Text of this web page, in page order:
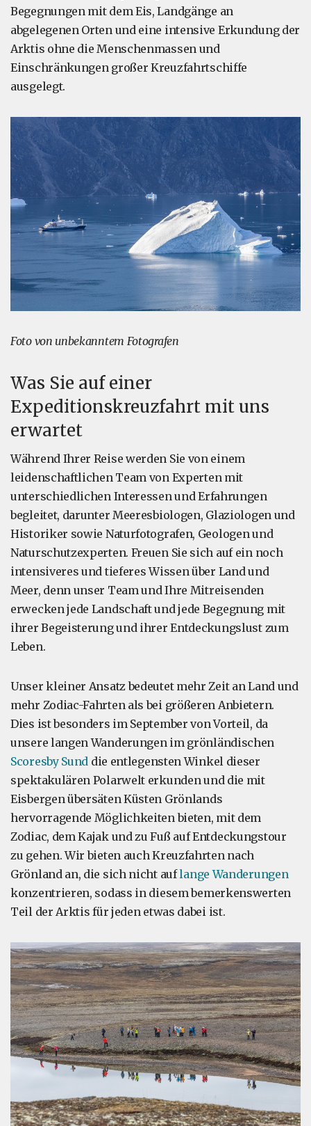
Begegnungen mit dem Eis, Landgänge an
abgelegenen Orten und eine intensive Erkundung der
Arktis ohne die Menschenmassen und
Einschränkungen großer Kreuzfahrtschiffe
ausgelegt.
Foto von unbekanntem Fotografen
Was Sie auf einer
Expeditionskreuzfahrt mit uns
erwartet
Während Ihrer Reise werden Sie von einem
leidenschaftlichen Team von Experten mit
unterschiedlichen Interessen und Erfahrungen
begleitet, darunter Meeresbiologen, Glaziologen und
Historiker sowie Naturfotografen, Geologen und
Naturschutzexperten. Freuen Sie sich auf ein noch
intensiveres und tieferes Wissen über Land und
Meer, denn unser Team und Ihre Mitreisenden
erwecken jede Landschaft und jede Begegnung mit
ihrer Begeisterung und ihrer Entdeckungslust zum
Leben.
Unser kleiner Ansatz bedeutet mehr Zeit an Land und
mehr Zodiac-Fahrten als bei größeren Anbietern.
Dies ist besonders im September von Vorteil, da
unsere langen Wanderungen im grönländischen
Scoresby Sund die entlegensten Winkel dieser
spektakulären Polarwelt erkunden und die mit
Eisbergen übersäten Küsten Grönlands
hervorragende Möglichkeiten bieten, mit dem
Zodiac, dem Kajak und zu Fuß auf Entdeckungstour
zu gehen. Wir bieten auch Kreuzfahrten nach
Grönland an, die sich nicht auflange Wanderungen
konzentrieren, sodass in diesem bemerkenswerten
Teil der Arktis für jeden etwas dabei ist.